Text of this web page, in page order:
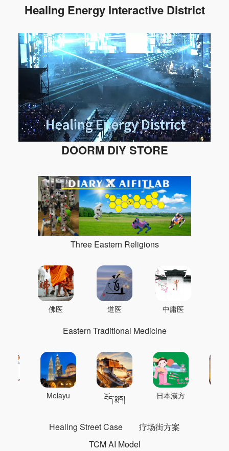
Healing Energy Interactive District
DOORM DIY STORE
Three Eastern Religions
佛医 道医 中庸医
Eastern Traditional Medicine
Melayu བོད་སྨན། 日本漢方
Healing Street Case
疗场街方案
TCM AI Model